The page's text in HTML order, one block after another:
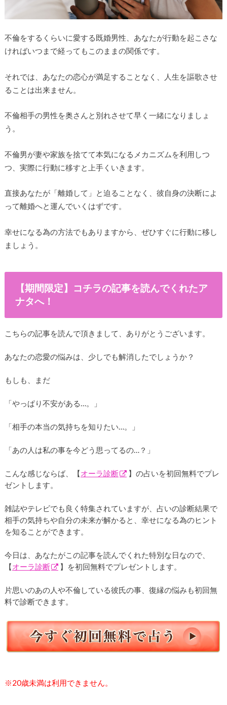
不倫をするくらいに愛する既婚男性、あなたが行動を起こさな
ければいつまで経ってもこのままの関係です。
それでは、あなたの恋心が満足することなく、人生を謳歌させ
ることは出来ません。
不倫相手の男性を奥さんと別れさせて早く一緒になりましょ
う。
不倫男が妻や家族を捨てて本気になるメカニズムを利用しつ
つ、実際に行動に移すと上手くいきます。
直接あなたが「離婚して」と迫ることなく、彼自身の決断によ
って離婚へと運んでいくはずです。
幸せになる為の方法でもありますから、ぜひすぐに行動に移し
ましょう。
【期間限定】コチラの記事を読んでくれたア
ナタへ！
こちらの記事を読んで頂きまして、ありがとうございます。
あなたの恋愛の悩みは、少しでも解消したでしょうか？
もしも、まだ
「やっぱり不安がある…。」
「相手の本当の気持ちを知りたい…。」
「あの人は私の事を今どう思ってるの…？」
こんな感じならば、【オーラ診断
】の占いを初回無料でプレ
ゼントします。
雑誌やテレビでも良く特集されていますが、占いの診断結果で
相手の気持ちや自分の未来が解かると、幸せになる為のヒント
を知ることができます。
今日は、あなたがこの記事を読んでくれた特別な日なので、
【オーラ診断 】を初回無料でプレゼントします。
片思いのあの人や不倫している彼氏の事、復縁の悩みも初回無
料で診断できます。
※20歳未満は利用できません。